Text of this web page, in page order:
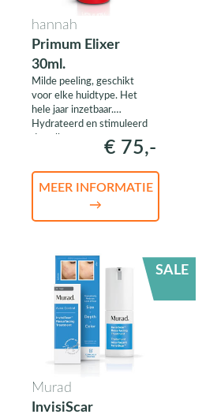
hannah
Primum Elixer
30ml.
Milde peeling, geschikt
voor elke huidtype. Het
hele jaar inzetbaar.
Hydrateerd en stimuleerd
elastineproductie.€ 75,-
MEER INFORMATIE
→
SALE
Murad
InvisiScar